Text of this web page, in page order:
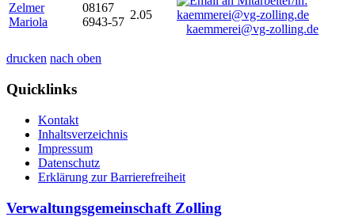
Zelmer
Mariola
08167
6943-57
2.05
kaemmerei@vg-zolling.de
drucken nach oben
Quicklinks
Kontakt
Inhaltsverzeichnis
Impressum
Datenschutz
Erklärung zur Barrierefreiheit
Verwaltungsgemeinschaft Zolling